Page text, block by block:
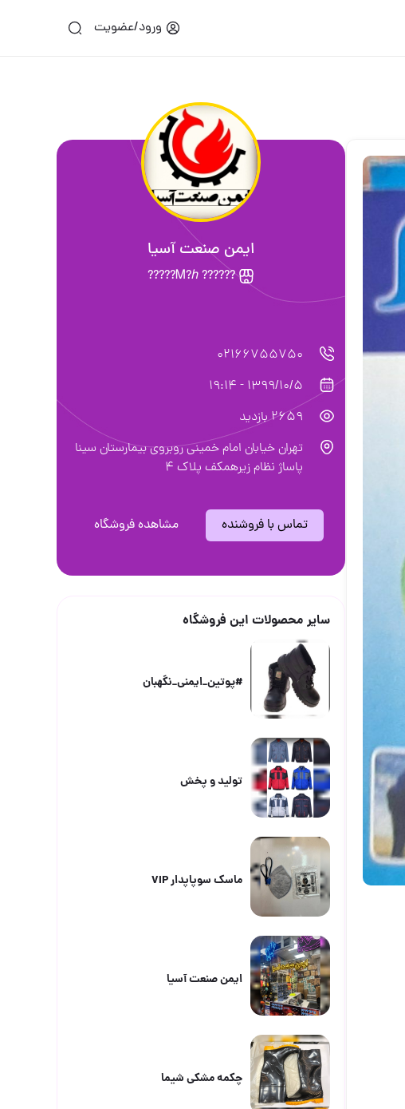
ورود/عضویت
ایمن صنعت آسیا
?????? Ꮇ?ℎ?????
02166755750
1399/10/5 - 19:14
2659 بازدید
تهران خیابان امام خمینی روبروی بیمارستان سینا
پاساژ نظام زیرهمکف پلاک 4
تماس با فروشنده مشاهده فروشگاه
سایر محصولات این فروشگاه
#پوتین_ایمنی_نگهبان
تولید و پخش
ماسک سوپاپدار VIP
ایمن صنعت آسیا
چکمه مشکی شیما